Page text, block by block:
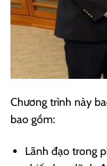
Chương trình này
bao gồm:
Lãnh đạo trong